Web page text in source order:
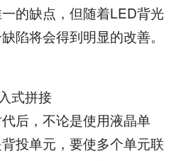
的缺点，但随着LED背光
陷将会得到明显的改善。
式拼接
后，不论是使用液晶单
投单元，要使多个单元联